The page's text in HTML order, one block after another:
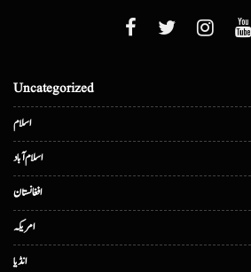
Uncategorized
اسلام
اسلام آباد
افغانستان
امریکہ
انڈیا